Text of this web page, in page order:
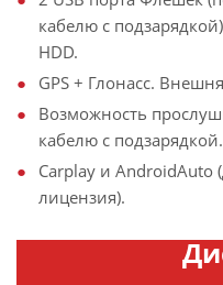
кабелю с
HDD.
GPS + Глонасс.
Возможность
кабелю с подзарядкой.
Carplay и AndroidAuto
лицензия).